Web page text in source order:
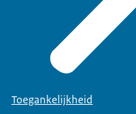
Toegankelijkheid